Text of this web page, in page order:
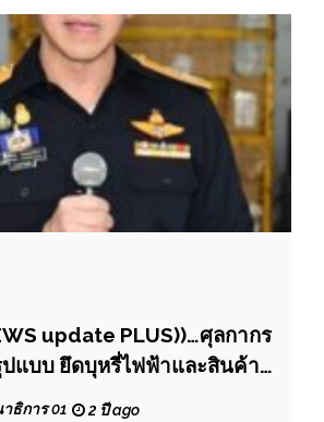
update PLUS))…ศุลกากร
ปแบบ ยึดบุหรี่ไฟฟ้าและสินค้า
กว่า 12 ล้านบาท
ธิการ 01 2 ปี ago